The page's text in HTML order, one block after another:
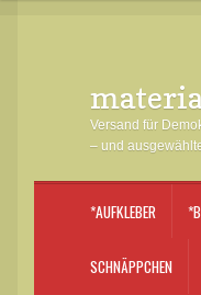
Navigation
springen
Inhalt
springen
Versand für
– und
*AUFKLEBER
SCHNÄPPCHEN